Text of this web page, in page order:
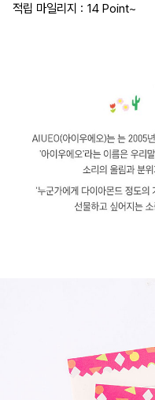
적립 마일리지 : 14 Point~